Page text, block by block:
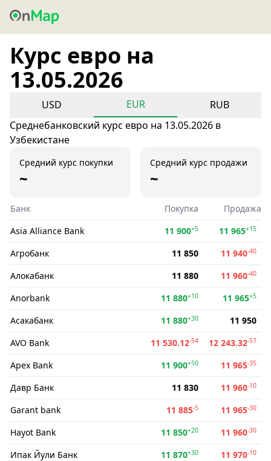
Курс евро на
13.05.2026
USD EUR
RUB
Среднебанковский курс евро на 13.05.2026 в
Узбекистане
Средний курс покупки
~
Средний курс продажи
~
Банк Покупка
Продажа
Asia Alliance Bank
11 900+5 11 965+15
Агробанк 11 850 11 940-40
Алокабанк 11 880 11 960-40
Anorbank 11 880+10 11 965+5
Асакабанк 11 880+30
11 950
AVO Bank
11 530.12-54 12 243.32-57
Apex Bank 11 900+50 11 965-35
Давр Банк 11 830 11 960-10
Garant bank 11 885-5 11 965-30
Hayot Bank 11 850+20 11 960-30
Ипак Йули Банк 11 870+30 11 970-10